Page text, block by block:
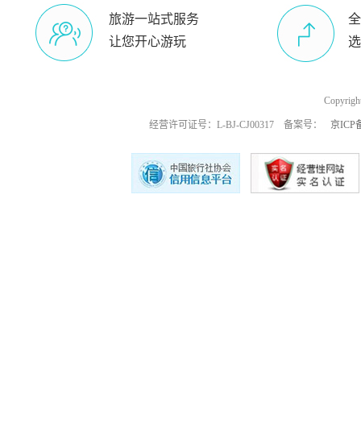
旅游一站式服务
让您开心游玩
经营许可证号：L-BJ-CJ00317 备案号： 京ICP